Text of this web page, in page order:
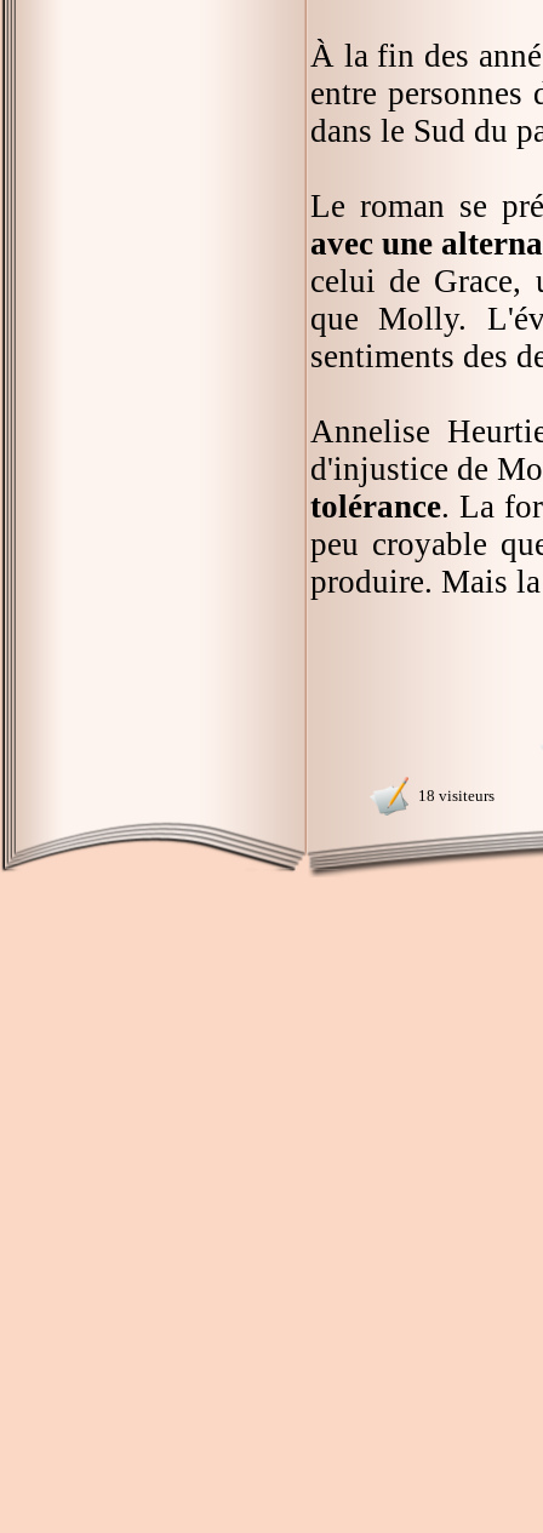
À la fin des
entre personnes
dans le Sud du
Le roman se
avec une
celui de Grace,
que Molly.
sentiments des
Annelise
d'injustice de
tolérance. La
peu croyable
produire. Mais
18 visiteurs